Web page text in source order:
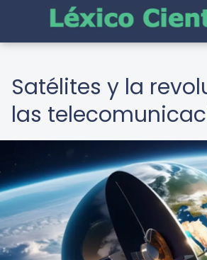
Satélites y la
las